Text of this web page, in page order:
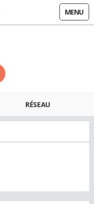
MENU
RÉSEAU